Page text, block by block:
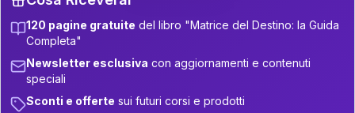
Iscriviti alla newsletter per ricevere
aggiornamenti quando sarà disponibile.
120 pagine gratuite del libro "Matrice del Destino: la Guida
Completa"
Newsletter esclusiva con aggiornamenti e contenuti
speciali
Sconti e offerte sui futuri corsi e prodotti